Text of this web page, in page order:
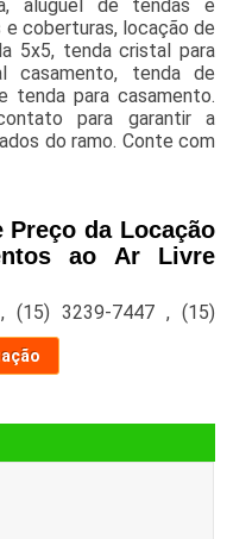
aluguel de tendas e
coberturas, locação de
5x5, tenda cristal para
casamento, tenda de
tenda para casamento.
para garantir a
do ramo. Conte com
Preço da Locação
ao Ar Livre
, (15) 3239-7447 ,(15)